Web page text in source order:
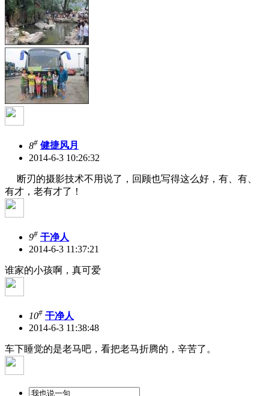
8# 健捷风月
2014-6-3 10:26:32
断刃的摄影技术不用说了，回顾也写得这么好，有、有、
有才，老有才了！
9# 干净人
2014-6-3 11:37:21
谁家的小孩啊，真可爱
10# 干净人
2014-6-3 11:38:48
车下睡觉的是老马吧，看把老马折腾的，辛苦了。